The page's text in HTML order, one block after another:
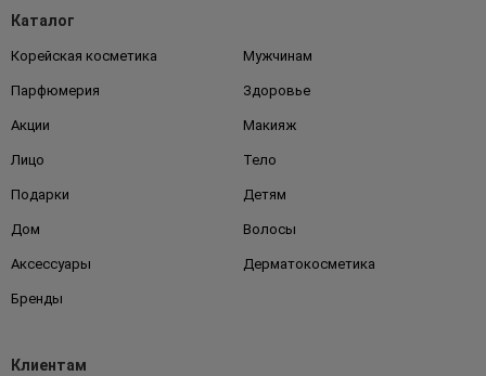
Каталог
Корейская косметика Мужчинам
Парфюмерия Здоровье
Акции Макияж
Лицо Тело
Подарки Детям
Дом Волосы
Аксессуары Дерматокосметика
Бренды
Клиентам